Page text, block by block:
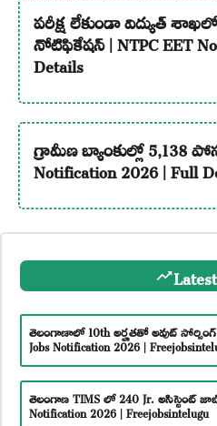
పరీక్ష లేకుండా విద్యుత్
నోటిఫికేషన్ | NTPC EET
Details
గ్రామీణ బ్యాంకుల్లో 5,138
Notification 2026 | Full
తెలంగాణాలో 10th అర్హతతో అవుట్ సోర్సింగ్
Jobs Notification 2026 |
తెలంగాణ TIMS లో 240 Jr. అసిస్టెంట్
Notification 2026 | Freejobsintelugu